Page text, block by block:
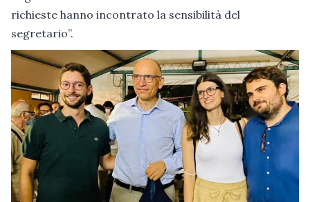
richieste hanno incontrato la sensibilità del
segretario”.